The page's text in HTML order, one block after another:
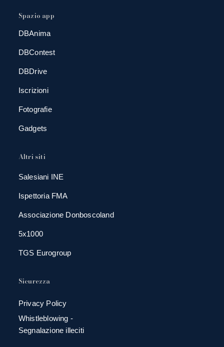
Spazio app
DBAnima
DBContest
DBDrive
Iscrizioni
Fotografie
Gadgets
Altri siti
Salesiani INE
Ispettoria FMA
Associazione Donboscoland
5x1000
TGS Eurogroup
Sicurezza
Privacy Policy
Whistleblowing -
Segnalazione illeciti